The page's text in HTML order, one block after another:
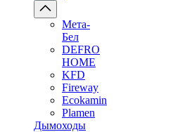
Мета-
Бел
DEFRO
HOME
KFD
Fireway
Ecokamin
Plamen
Дымоходы